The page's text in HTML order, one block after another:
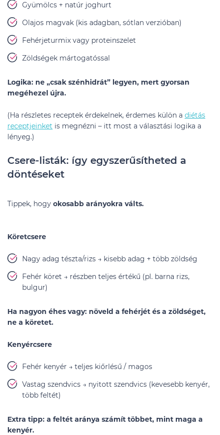
Gyümölcs + natúr joghurt
Olajos magvak (kis adagban, sótlan verzióban)
Fehérjeturmix vagy proteinszelet
Zöldségek mártogatóssal
Logika: ne „csak szénhidrát” legyen, mert gyorsan
megéhezel újra.
(Ha részletes receptek érdekelnek, érdemes külön a diétás
receptjeinket is megnézni – itt most a választási logika a
lényeg.)
Csere-listák: így egyszerűsítheted a
döntéseket
Tippek, hogy okosabb arányokra válts.
Köretcsere
Nagy adag tészta/rizs → kisebb adag + több zöldség
Fehér köret → részben teljes értékű (pl. barna rizs,
bulgur)
Ha nagyon éhes vagy: növeld a fehérjét és a zöldséget,
ne a köretet.
Kenyércsere
Fehér kenyér → teljes kiőrlésű / magos
Vastag szendvics → nyitott szendvics (kevesebb kenyér,
több feltét)
Extra tipp: a feltét aránya számít többet, mint maga a
kenyér.